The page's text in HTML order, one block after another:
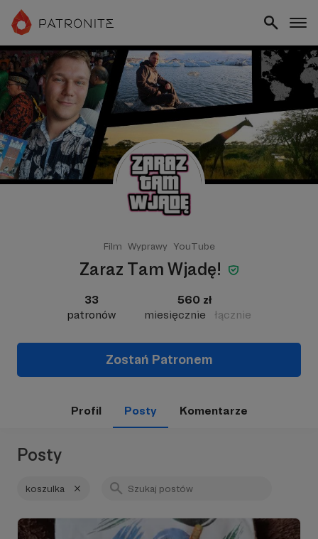
Film Wyprawy YouTube
Zaraz Tam Wjadę!
33
patronów
560 zł
miesięcznie
łącznie
Zostań Patronem
Profil Posty Komentarze
Posty
koszulka